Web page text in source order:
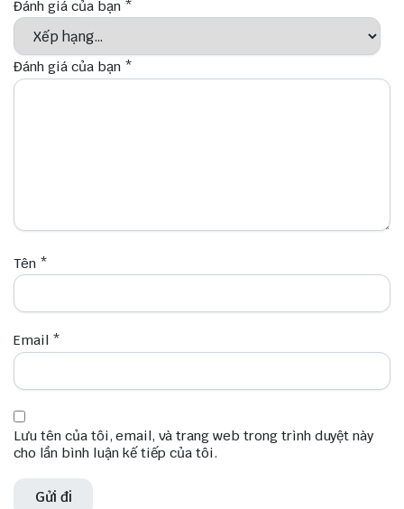
giúp bạn hấp chín thực phẩm nhanh chóng, giữ
nguyên độ tươi ngon và chất dinh dưỡng.
Thiết kế 2 tầng linh hoạt:
Dung tích lớn đủ hấp gà nguyên con 3kg.
Phù hợp với chế biến nhiều loại thực phẩm
Nồi Hấp Điện 2 Tầng Đa Năng được làm từ chất liệu
cao cấp, chịu nhiệt tốt, đảm bảo sức khỏe người
dùng.
Nồi Hấp Điện 2 Tầng Đa Năng giúp bạn tiết kiệm
hơi nhanh giúp nấu ăn hiệu quả hơn.
Đánh giá của bạn *
Đánh giá của bạn *
Tên *
Email *
Lưu tên của tôi, email, và trang web trong trình duyệt này
cho lần bình luận kế tiếp của tôi.